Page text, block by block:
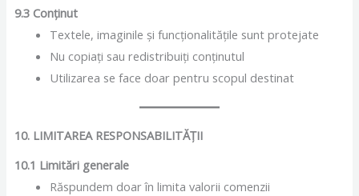
9.3 Conținut
Textele, imaginile și funcționalitățile sunt protejate
Nu copiați sau redistribuiți conținutul
Utilizarea se face doar pentru scopul destinat
10. LIMITAREA RESPONSABILITĂȚII
10.1 Limitări generale
Răspundem doar în limita valorii comenzii